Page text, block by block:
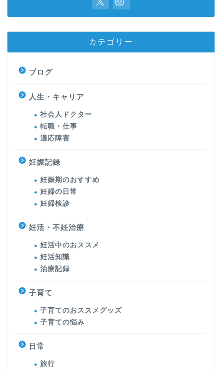
カテゴリー
ブログ
人生・キャリア
社会人ドクター
転職・仕事
適応障害
妊娠記録
妊娠期のおすすめ
妊婦の日常
妊婦検診
妊活・不妊治療
妊活中のおススメ
妊活知識
治療記録
子育て
子育てのおススメグッズ
子育ての悩み
日常
旅行